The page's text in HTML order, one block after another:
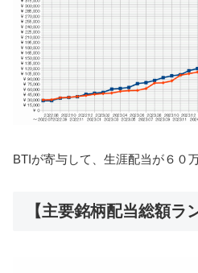
BTIが寄与して、生涯配当が６０
【主要銘柄配当総額ラ